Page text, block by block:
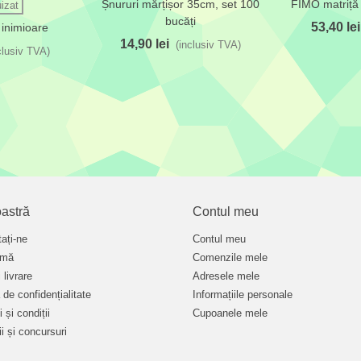
TVA)
Adaugă la lista de dorințe
Șnururi mărțișor 35cm, set 100
bucăți
14,90 lei (inclusiv TVA)
Adaugă la
FIMO
53,40 lei
ne
livrare
confidențialitate
și condiții
și concursuri
Contul meu
Contul meu
Comenzile mele
Adresele mele
Informațiile personale
Cupoanele mele